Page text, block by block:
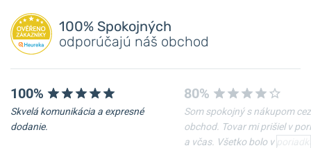
Pridať dotaz
100% Spokojných
odporúčajú náš obchod
100%
Skvelá komunikácia a expresné
dodanie.
80%
Som spokojný s nákupom cez
obchod. Tovar mi prišiel v
a včas. Všetko bolo v